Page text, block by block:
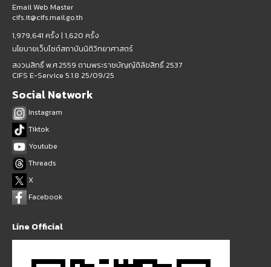
Email Web Master
cifs.it@cifs.mail.go.th
1,979,641 ครั้ง | 1,620 ครั้ง
นโยบายเว็บไซต์สถาบันนิติวิทยาศาสตร์
สงวนสิทธิ์ พ.ศ.2559 ตามพระราชบัญญัติลิขสิทธิ์ 2537
CIFS E-Service 5.1.8 25/09/25
Social Network
Instagram
Tiktok
Youtube
Threads
X
Facebook
Line Official